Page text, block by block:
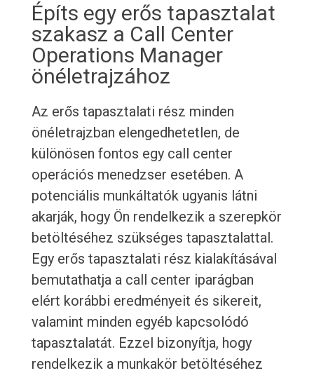
Építs egy erős tapasztalat
szakasz a Call Center
Operations Manager
önéletrajzához
Az erős tapasztalati rész minden
önéletrajzban elengedhetetlen, de
különösen fontos egy call center
operációs menedzser esetében. A
potenciális munkáltatók ugyanis látni
akarják, hogy Ön rendelkezik a szerepkör
betöltéséhez szükséges tapasztalattal.
Egy erős tapasztalati rész kialakításával
bemutathatja a call center iparágban
elért korábbi eredményeit és sikereit,
valamint minden egyéb kapcsolódó
tapasztalatát. Ezzel bizonyítja, hogy
rendelkezik a munkakör betöltéséhez